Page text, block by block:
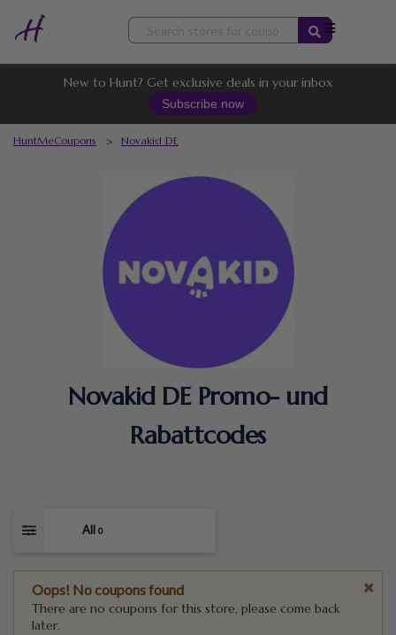
Skip
content
New to Hunt? Get exclusive deals in your inbox
Subscribe now
HuntMeCoupons > Novakid DE
Novakid DE Promo- und
Rabattcodes
All 0
Oops! No coupons found
There are no coupons for this store, please come back
later.